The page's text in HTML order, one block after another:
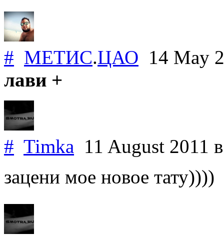
# МЕТИС.ЦАО 14 May
лави +
# Timka 11 August 2011
зацени мое новое тату))))